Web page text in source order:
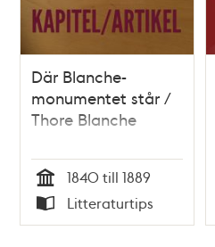
Där Blanche-
monumentet står /
Thore Blanche
Tid
1840 till 1889
Typ
Litteraturtips